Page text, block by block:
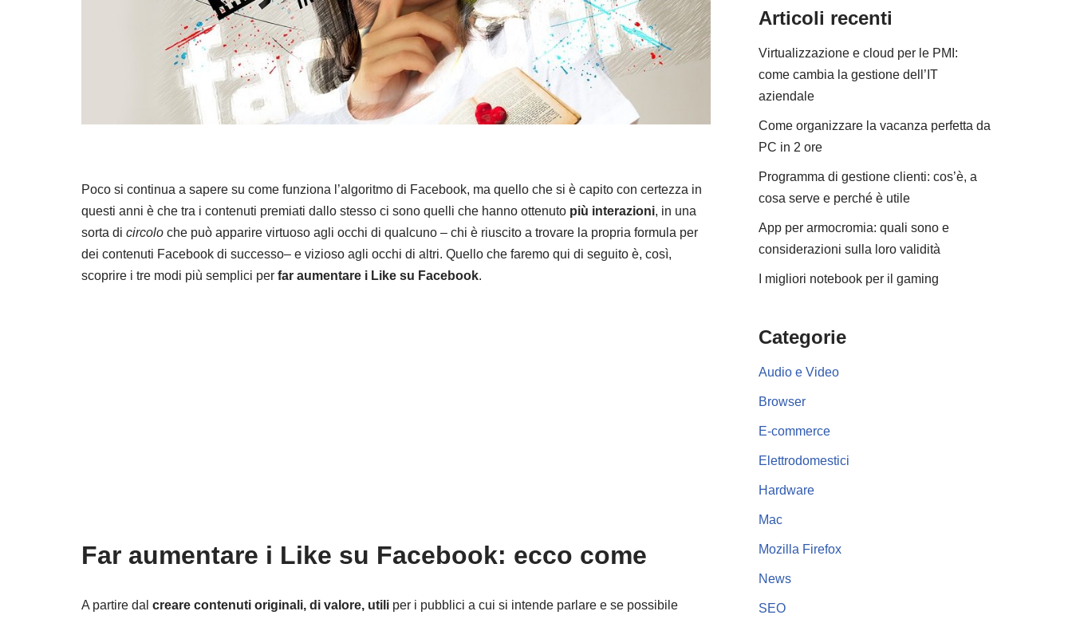
Poco si continua a sapere su come funziona l’algoritmo di Facebook, ma quello che si è capito con certezza in
questi anni è che tra i contenuti premiati dallo stesso ci sono quelli che hanno ottenuto più interazioni, in una
sorta di circolo che può apparire virtuoso agli occhi di qualcuno – chi è riuscito a trovare la propria formula per
dei contenuti Facebook di successo– e vizioso agli occhi di altri. Quello che faremo qui di seguito è, così,
scoprire i tre modi più semplici per far aumentare i Like su Facebook.
Far aumentare i Like su Facebook: ecco come
A partire dal creare contenuti originali, di valore, utili per i pubblici a cui si intende parlare e se possibile
Articoli recenti
Virtualizzazione e cloud per le PMI:
come cambia la gestione dell’IT
aziendale
Come organizzare la vacanza perfetta da
PC in 2 ore
Programma di gestione clienti: cos’è, a
cosa serve e perché è utile
App per armocromia: quali sono e
considerazioni sulla loro validità
I migliori notebook per il gaming
Categorie
Audio e Video
Browser
E-commerce
Elettrodomestici
Hardware
Mac
Mozilla Firefox
News
SEO